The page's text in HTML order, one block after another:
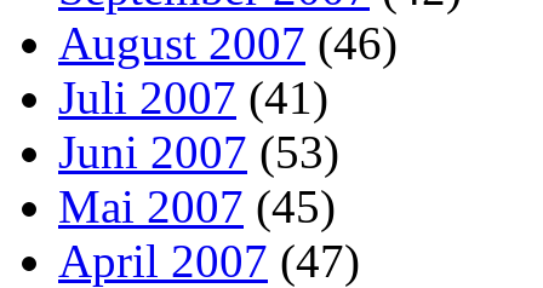
August 2007 (46)
Juli 2007 (41)
Juni 2007 (53)
Mai 2007 (45)
April 2007 (47)